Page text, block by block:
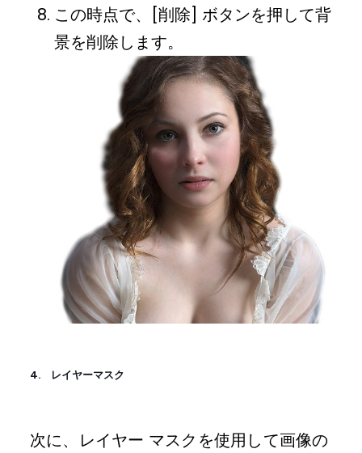
この時点で、[削除] ボタンを押して背
景を削除します。
4. レイヤーマスク
次に、レイヤー マスクを使用して画像の